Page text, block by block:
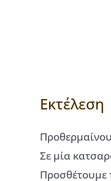
Εκτέλεση
Σε μία
Προσθέτουμε